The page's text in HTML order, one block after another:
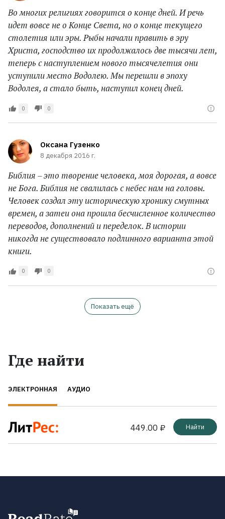
Во многих религиях говорится о конце дней. И речь
идет вовсе не о Конце Света, но о конце текущего
столетия или эры. Рыбы начали править в эру
Христа, господство их продолжалось две тысячи лет,
теперь с наступлением нового тысячелетия они
уступили место Водолею. Мы перешли в эпоху
Водолея, а стало быть, наступил конец дней.
0 0
Оксана Гузенко
8 декабря 2016 г.
Библия – это творение человека, моя дорогая, а вовсе
не Бога. Библия не свалилась с небес нам на головы.
Человек создал эту историческую хронику смутных
времен, а затеи она прошла бесчисленное количество
переводов, дополнений и переделок. В истории
никогда не существовало подлинного варианта этой
книги.
0 0
Показать ещё
Где найти
ЭЛЕКТРОННАЯ АУДИО
449.00 ₽ Найти